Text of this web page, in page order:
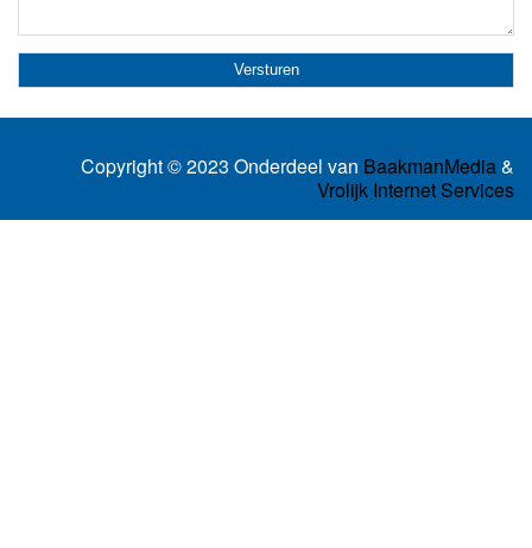
Copyright © 2023 Onderdeel van BaakmanMedia&
Vrolijk Internet Services